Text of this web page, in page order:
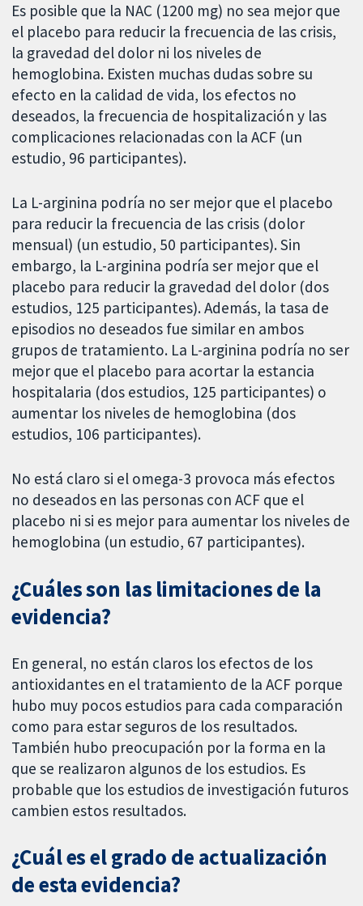
Es posible que la NAC (1200 mg) no sea mejor que
el placebo para reducir la frecuencia de las crisis,
la gravedad del dolor ni los niveles de
hemoglobina. Existen muchas dudas sobre su
efecto en la calidad de vida, los efectos no
deseados, la frecuencia de hospitalización y las
complicaciones relacionadas con la ACF (un
estudio, 96 participantes).
La L-arginina podría no ser mejor que el placebo
para reducir la frecuencia de las crisis (dolor
mensual) (un estudio, 50 participantes). Sin
embargo, la L-arginina podría ser mejor que el
placebo para reducir la gravedad del dolor (dos
estudios, 125 participantes). Además, la tasa de
episodios no deseados fue similar en ambos
grupos de tratamiento. La L-arginina podría no ser
mejor que el placebo para acortar la estancia
hospitalaria (dos estudios, 125 participantes) o
aumentar los niveles de hemoglobina (dos
estudios, 106 participantes).
No está claro si el omega-3 provoca más efectos
no deseados en las personas con ACF que el
placebo ni si es mejor para aumentar los niveles de
hemoglobina (un estudio, 67 participantes).
¿Cuáles son las limitaciones de la
evidencia?
En general, no están claros los efectos de los
antioxidantes en el tratamiento de la ACF porque
hubo muy pocos estudios para cada comparación
como para estar seguros de los resultados.
También hubo preocupación por la forma en la
que se realizaron algunos de los estudios. Es
probable que los estudios de investigación futuros
cambien estos resultados.
¿Cuál es el grado de actualización
de esta evidencia?